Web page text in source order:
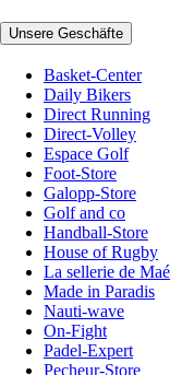
Unsere Geschäfte
Basket-Center
Daily Bikers
Direct Running
Direct-Volley
Espace Golf
Foot-Store
Galopp-Store
Golf and co
Handball-Store
House of Rugby
La sellerie de Maé
Made in Paradis
Nauti-wave
On-Fight
Padel-Expert
Pecheur-Store